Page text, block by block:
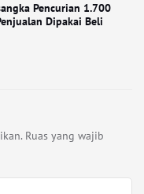
Pencurian 1.700
Dipakai Beli
Ruas yang wajib